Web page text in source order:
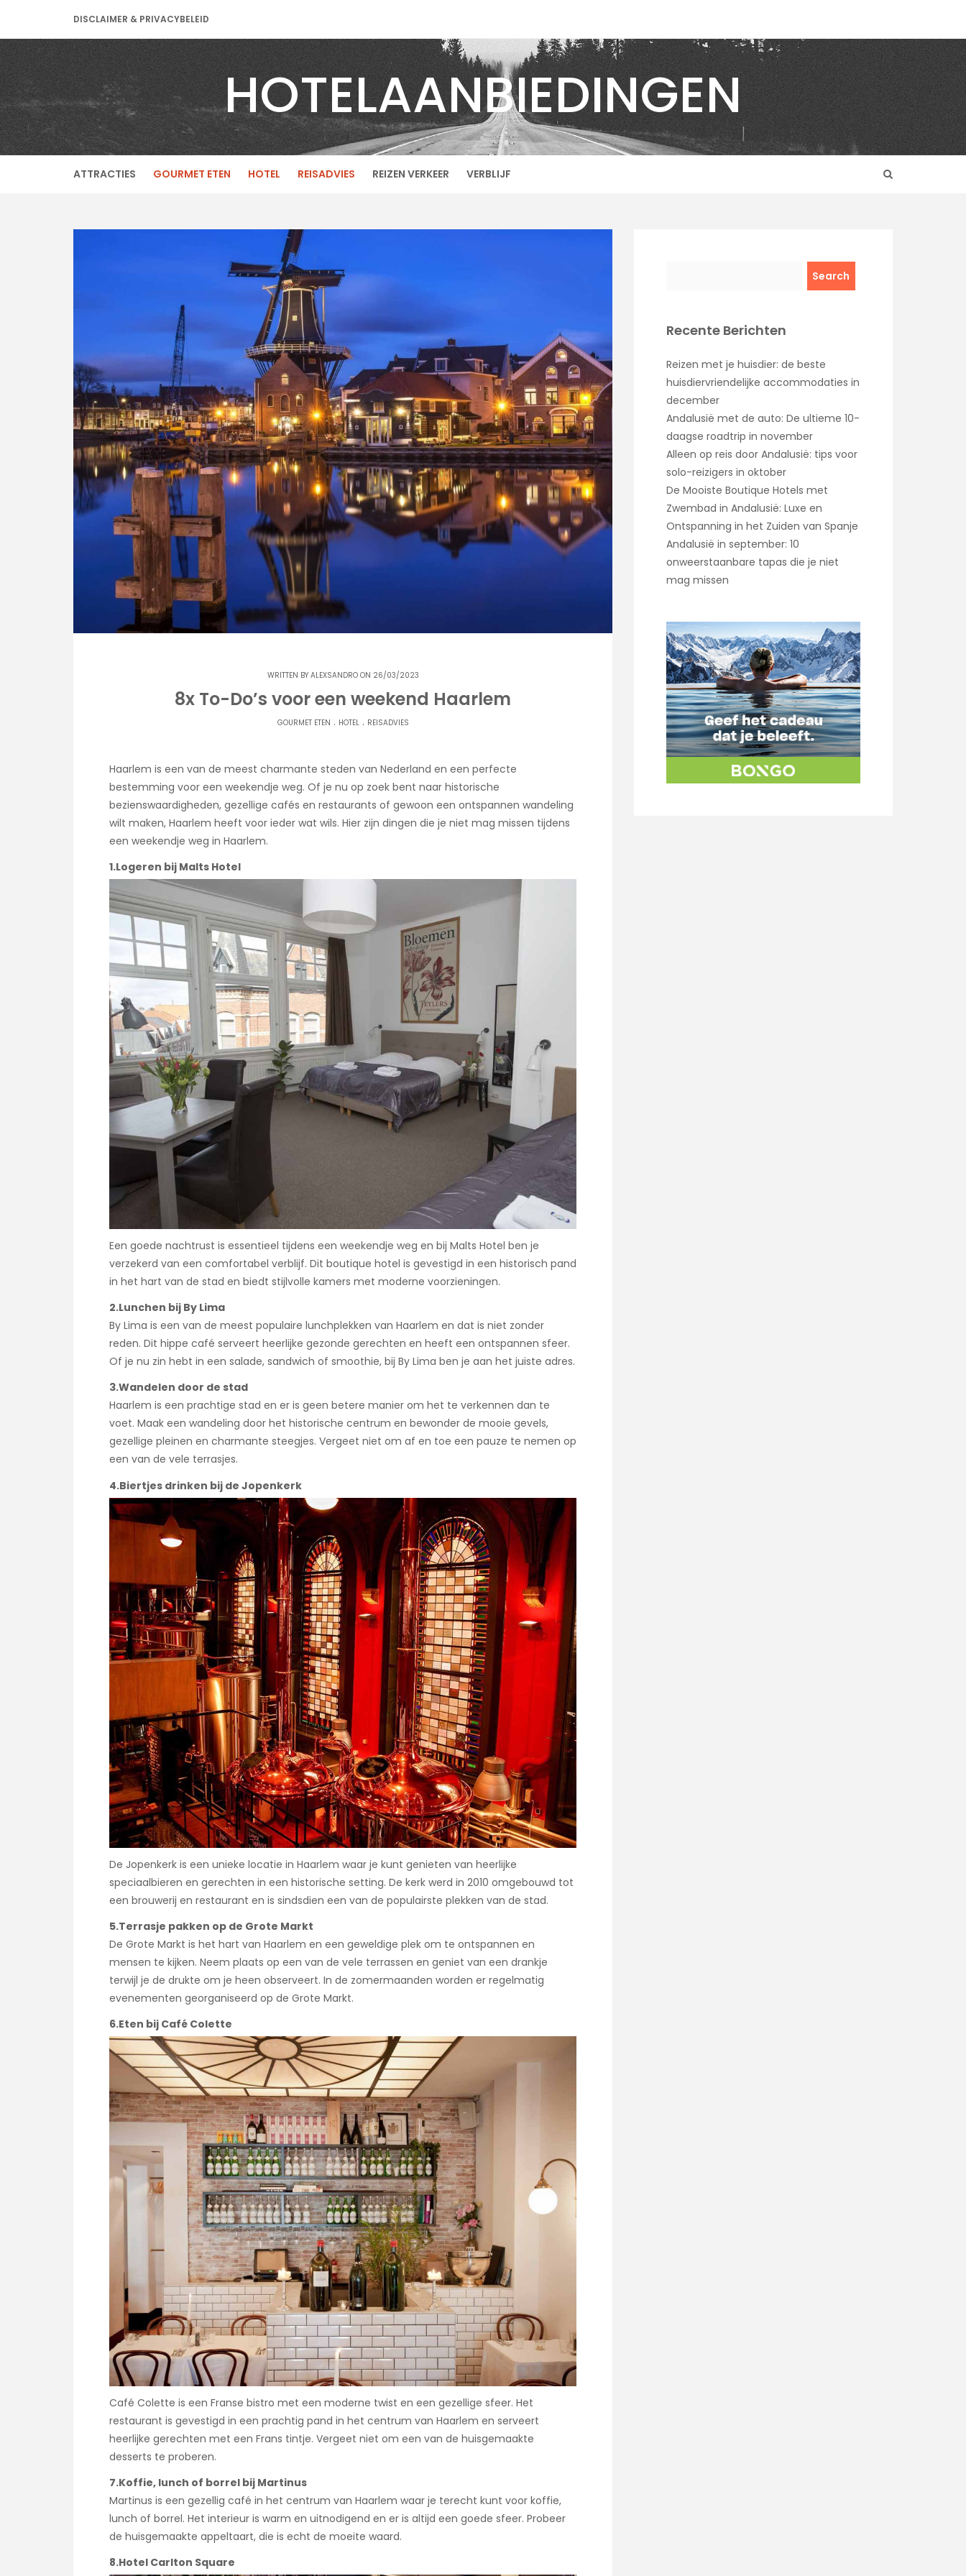
content
DISCLAIMER & PRIVACYBELEID
HOTELAANBIEDINGEN
ATTRACTIES GOURMET ETEN HOTEL REISADVIES REIZEN VERKEER VERBLIJF
WRITTEN BY ALEXSANDROON 26/03/2023
8x To-Do’s voor een weekend Haarlem
GOURMET ETEN . HOTEL. REISADVIES
Haarlem is een van de meest charmante steden van Nederland en een perfecte
bestemming voor een weekendje weg. Of je nu op zoek bent naar historische
bezienswaardigheden, gezellige cafés en restaurants of gewoon een ontspannen wandeling
wilt maken, Haarlem heeft voor ieder wat wils. Hier zijn dingen die je niet mag missen tijdens
een weekendje weg in Haarlem.
1.Logeren bij Malts Hotel
Een goede nachtrust is essentieel tijdens een weekendje weg en bij Malts Hotel ben je
verzekerd van een comfortabel verblijf. Dit boutique hotel is gevestigd in een historisch pand
in het hart van de stad en biedt stijlvolle kamers met moderne voorzieningen.
2.Lunchen bij By Lima
By Lima is een van de meest populaire lunchplekken van Haarlem en dat is niet zonder
reden. Dit hippe café serveert heerlijke gezonde gerechten en heeft een ontspannen sfeer.
Of je nu zin hebt in een salade, sandwich of smoothie, bij By Lima ben je aan het juiste adres.
3.Wandelen door de stad
Haarlem is een prachtige stad en er is geen betere manier om het te verkennen dan te
voet. Maak een wandeling door het historische centrum en bewonder de mooie gevels,
gezellige pleinen en charmante steegjes. Vergeet niet om af en toe een pauze te nemen op
een van de vele terrasjes.
4.Biertjes drinken bij de Jopenkerk
De Jopenkerk is een unieke locatie in Haarlem waar je kunt genieten van heerlijke
speciaalbieren en gerechten in een historische setting. De kerk werd in 2010 omgebouwd tot
een brouwerij en restaurant en is sindsdien een van de populairste plekken van de stad.
5.Terrasje pakken op de Grote Markt
De Grote Markt is het hart van Haarlem en een geweldige plek om te ontspannen en
mensen te kijken. Neem plaats op een van de vele terrassen en geniet van een drankje
terwijl je de drukte om je heen observeert. In de zomermaanden worden er regelmatig
evenementen georganiseerd op de Grote Markt.
6.Eten bij Café Colette
Café Colette is een Franse bistro met een moderne twist en een gezellige sfeer. Het
restaurant is gevestigd in een prachtig pand in het centrum van Haarlem en serveert
heerlijke gerechten met een Frans tintje. Vergeet niet om een van de huisgemaakte
desserts te proberen.
7.Koffie, lunch of borrel bij Martinus
Martinus is een gezellig café in het centrum van Haarlem waar je terecht kunt voor koffie,
lunch of borrel. Het interieur is warm en uitnodigend en er is altijd een goede sfeer. Probeer
de huisgemaakte appeltaart, die is echt de moeite waard.
8.Hotel Carlton Square
Recente Berichten
Reizen met je huisdier: de beste
huisdiervriendelijke accommodaties in
december
Andalusië met de auto: De ultieme 10-
daagse roadtrip in november
Alleen op reis door Andalusië: tips voor
solo-reizigers in oktober
De Mooiste Boutique Hotels met
Zwembad in Andalusië: Luxe en
Ontspanning in het Zuiden van Spanje
Andalusië in september: 10
onweerstaanbare tapas die je niet
mag missen